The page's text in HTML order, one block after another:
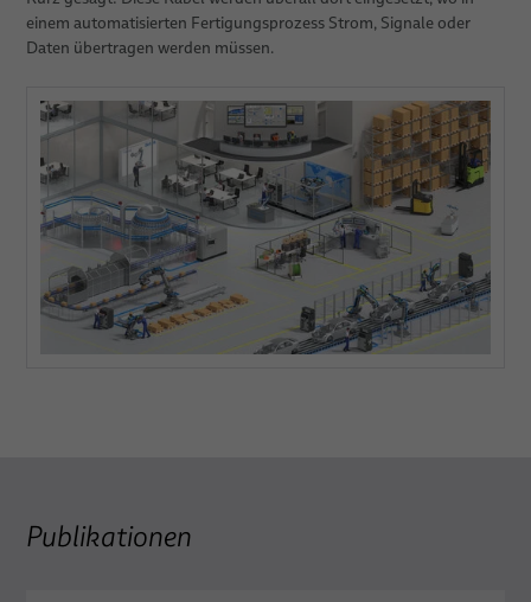
einem automatisierten Fertigungsprozess Strom, Signale oder
Daten übertragen werden müssen.
Publikationen